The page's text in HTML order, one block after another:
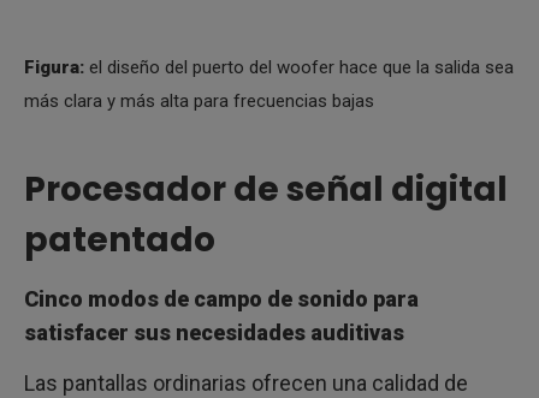
Figura: el diseño del puerto del woofer hace que la salida sea
más clara y más alta para frecuencias bajas
Procesador de señal digital
patentado
Cinco modos de campo de sonido para
satisfacer sus necesidades auditivas
Las pantallas ordinarias ofrecen una calidad de